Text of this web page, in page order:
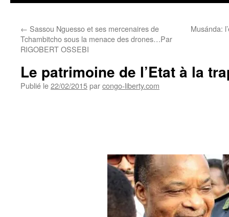
← Sassou Nguesso et ses mercenaires de
Tchambitcho sous la menace des drones…Par
RIGOBERT OSSEBI
Musánda:
Le patrimoine de l’Etat à la
Publié le22/02/2015parcongo-liberty.com